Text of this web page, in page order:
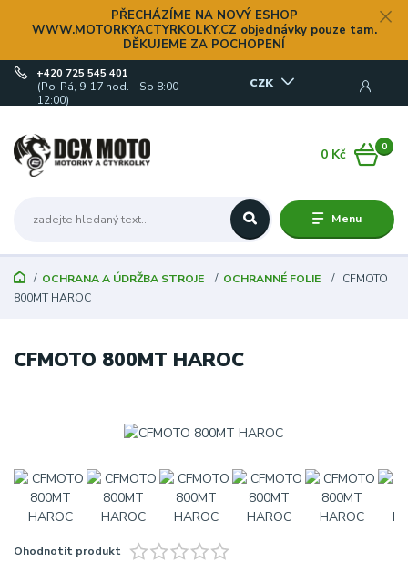
PŘECHÁZÍME NA NOVÝ ESHOP
WWW.MOTORKYACTYRKOLKY.CZ objednávky pouze tam.
DĚKUJEME ZA POCHOPENÍ
Menu
CZK
+420 725 545 401
(Po-Pá, 9-17 hod. - So 8:00-
12:00)
0
0 Kč
OCHRANA A ÚDRŽBA STROJE OCHRANNÉ FOLIE
CFMOTO
800MT HAROC
CFMOTO 800MT HAROC
Ohodnotit produkt